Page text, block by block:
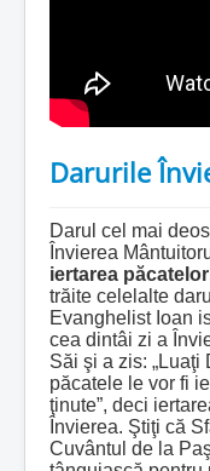
Darurile
Darul cel mai
Învierea
iertarea păcatelor
trăite celelalte
Evanghelist Ioan
cea dintâi zi a
Săi şi a zis: „Luaţi
păcatele le vor fi
ţinute”, deci
Învierea. Ştiţi că
Cuvântul de la